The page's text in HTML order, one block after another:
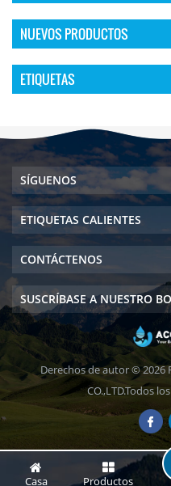
NUEVOS PRODUCTOS
ETIQUETAS
SÍGUENOS
ETIQUETAS CALIENTES
CONTÁCTENOS
SUSCRÍBASE A NUESTRO
Derechos de autor © 2026
CO.,LTD.Todos
Casa Productos